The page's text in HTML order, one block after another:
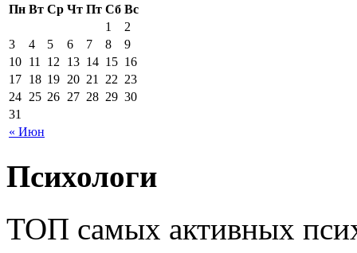
Пн Вт Ср Чт Пт Сб Вс
« Июн
1
2
3
4 5 6 7 8
9
10 11 12 13 14 15 16
17 18 19 20 21 22 23
24 25 26 27 28 29 30
31
Психологи
ТОП самых активных